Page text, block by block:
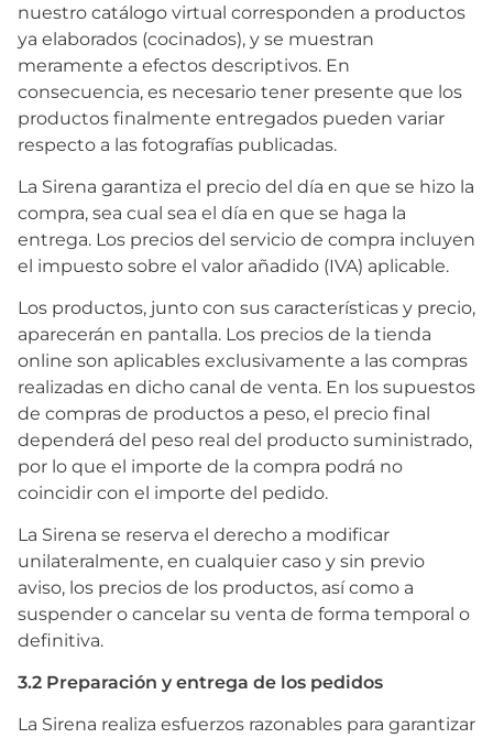
nuestro catálogo virtual corresponden a productos
ya elaborados (cocinados), y se muestran
meramente a efectos descriptivos. En
consecuencia, es necesario tener presente que los
productos finalmente entregados pueden variar
respecto a las fotografías publicadas.
La Sirena garantiza el precio del día en que se hizo la
compra, sea cual sea el día en que se haga la
entrega. Los precios del servicio de compra incluyen
el impuesto sobre el valor añadido (IVA) aplicable.
Los productos, junto con sus características y precio,
aparecerán en pantalla. Los precios de la tienda
online son aplicables exclusivamente a las compras
realizadas en dicho canal de venta. En los supuestos
de compras de productos a peso, el precio final
dependerá del peso real del producto suministrado,
por lo que el importe de la compra podrá no
coincidir con el importe del pedido.
La Sirena se reserva el derecho a modificar
unilateralmente, en cualquier caso y sin previo
aviso, los precios de los productos, así como a
suspender o cancelar su venta de forma temporal o
definitiva.
3.2 Preparación y entrega de los pedidos
La Sirena realiza esfuerzos razonables para garantizar